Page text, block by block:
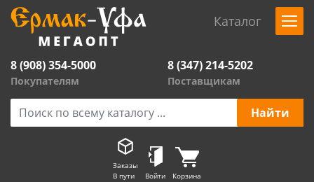
Каталог
8 (908) 354-5000
Покупателям
8 (347) 214-5202
Поставщикам
Заказы
В пути
Войти Корзина